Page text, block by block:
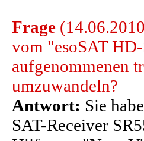
Frage
vom "esoSAT
aufgenommenen
umzuwandeln?
Antwort: Sie
SAT-Receiver